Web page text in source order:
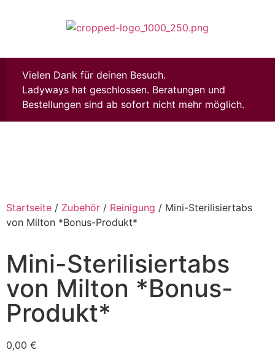
Vielen Dank für deinen Besuch.
Ladyways hat geschlossen. Beratungen und
Bestellungen sind ab sofort nicht mehr möglich.
Startseite / Zubehör / Reinigung / Mini-Sterilisiertabs
von Milton *Bonus-Produkt*
Mini-Sterilisiertabs
von Milton *Bonus-
Produkt*
0,00 €